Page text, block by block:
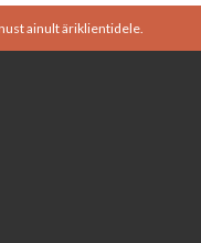
ainult äriklientidele.